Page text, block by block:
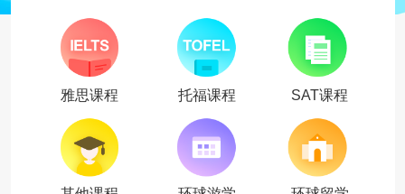
雅思课程 托福课程 SAT课程